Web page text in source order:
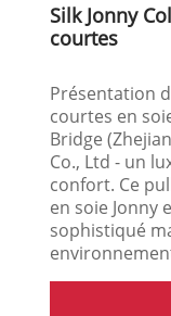
Silk Jonny
courtes
Présentation
courtes en
Bridge
Co., Ltd - un
confort. Ce
en soie Jonny
sophistiqué